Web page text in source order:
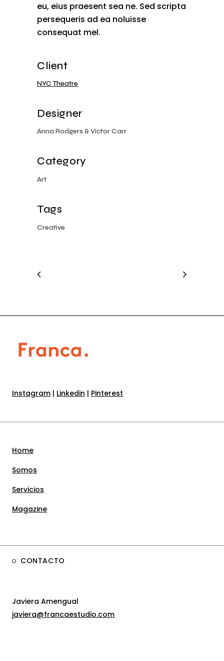
eu, eius praesent sea ne. Sed scripta
persequeris ad ea noluisse
consequat mel.
Client
NYC Theatre
Designer
Anna Rodgers & Victor Carr
Category
Art
Tags
Creative
Instagram | Linkedin | Pinterest
Home
Somos
Servicios
Magazine
CONTACTO
Javiera Amengual
javiera@francaestudio.com